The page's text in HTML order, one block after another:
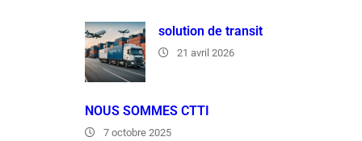
solution de transit
21 avril 2026
NOUS SOMMES CTTI
7 octobre 2025